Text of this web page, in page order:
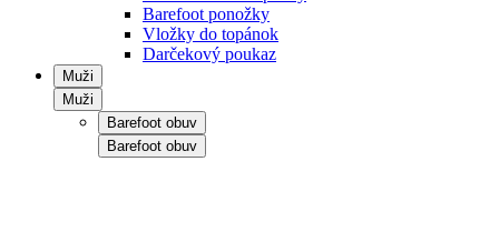
Barefoot ponožky
Vložky do topánok
Darčekový poukaz
Muži
Muži
Barefoot obuv
Barefoot obuv